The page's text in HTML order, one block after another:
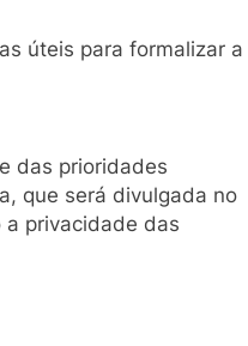
úteis para formalizar a
das prioridades
que será divulgada no
a privacidade das